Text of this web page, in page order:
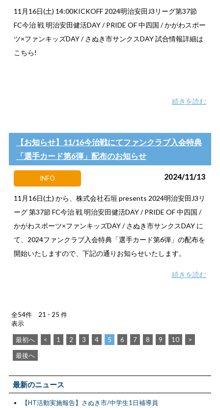
11月16日(土) 14:00KICKOFF 2024明治安田J3リーグ第37節
FC今治 戦 明治安田健活DAY / PRIDE OF 中四国 / かがわスポー
ツ×ファンキッズDAY / さぬき市サンクスDAY 試合情報詳細は
こちら!
続きを読む
【お知らせ】11/16今治戦にてファンクラブ入会特典
「選手カード第6弾」配布のお知らせ
INFO 2024/11/13
11月16日(土) から、株式会社石垣 presents 2024明治安田J3リ
ーグ 第37節 FC今治 戦 明治安田健活DAY / PRIDE OF 中四国 /
かがわスポーツ×ファンキッズDAY / さぬき市サンクスDAY に
て、2024ファンクラブ入会特典「選手カード第6弾」の配布を
開始いたしますので、下記の通りお知らせいたします。
続きを読む
全54件 21 - 25 件
表示
最初へ < 1 2 3 4 5 6 7 8 9 10
>
最後へ
最新のニュース
【HT活動実施報告】さぬき市/中学生1日補導員